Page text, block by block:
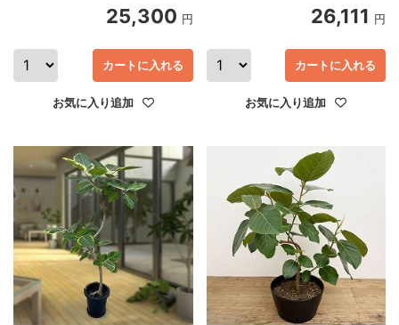
25,300 円
お気に入り追加
カートに入れる
26,111 円
お気に入り追加
カートに入れる